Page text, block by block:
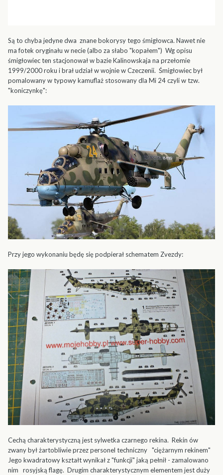
Są to chyba jedyne dwa znane bokorysy tego śmigłowca. Nawet nie
ma fotek oryginału w necie (albo za słabo "kopałem") Wg opisu
śmigłowiec ten stacjonował w bazie Kalinowskaja na przełomie
1999/2000 roku i brał udział w wojnie w Czeczenii. Śmigłowiec był
pomalowany w typowy kamuflaż stosowany dla Mi 24 czyli w tzw.
"koniczynkę":
Przy jego wykonaniu będę się podpierał schematem Zvezdy:
Cechą charakterystyczną jest sylwetka czarnego rekina. Rekin ów
zwany był żartobliwie przez personel techniczny "ciężarnym rekinem"
Jego kwadratowy kształt wynikał z "funkcji" jaką pełnił - zamalowano
nim rosyjską flagę. Drugim charakterystycznym elementem jest duży